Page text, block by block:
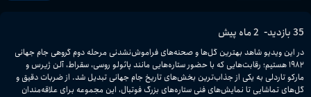
35بازدید- 2 ماه پیش
در این ویدیو شاهد بهترین گل‌ها و صحنه‌های فراموش‌نشدنی مرحله دوم گروهی جام جهانی
۱۹۸۲ هستیم؛ رقابت‌هایی که با حضور ستاره‌هایی مانند پائولو روسی، سقراط، آلن ژیرس و
مارکو تاردلی به یکی از جذاب‌ترین بخش‌های تاریخ جام جهانی تبدیل شد. از ضربات دقیق و
گل‌های تماشایی تا نمایش‌های فنی ستاره‌های بزرگ فوتبال، این مجموعه برای علاقه‌مندان